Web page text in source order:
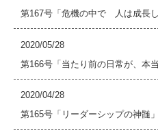
第167号「危機の中で 人は成
2020/05/28
第166号「当たり前の日常が、本
2020/04/28
第165号「リーダーシップの神髄」